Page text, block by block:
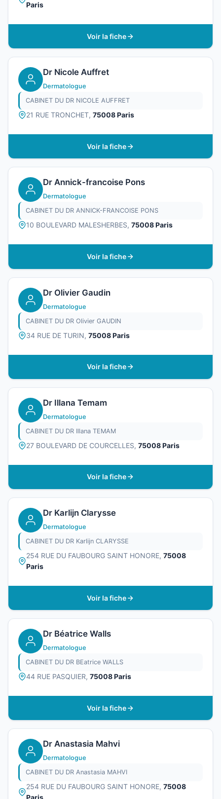
Paris
Voir la fiche
Dr Nicole Auffret
Dermatologue
CABINET DU DR NICOLE AUFFRET
21 RUE TRONCHET, 75008 Paris
Voir la fiche
Dr Annick-francoise Pons
Dermatologue
CABINET DU DR ANNICK-FRANCOISE PONS
10 BOULEVARD MALESHERBES, 75008 Paris
Voir la fiche
Dr Olivier Gaudin
Dermatologue
CABINET DU DR Olivier GAUDIN
34 RUE DE TURIN, 75008 Paris
Voir la fiche
Dr Illana Temam
Dermatologue
CABINET DU DR Illana TEMAM
27 BOULEVARD DE COURCELLES, 75008 Paris
Voir la fiche
Dr Karlijn Clarysse
Dermatologue
CABINET DU DR Karlijn CLARYSSE
254 RUE DU FAUBOURG SAINT HONORE, 75008
Paris
Voir la fiche
Dr Béatrice Walls
Dermatologue
CABINET DU DR BEatrice WALLS
44 RUE PASQUIER, 75008 Paris
Voir la fiche
Dr Anastasia Mahvi
Dermatologue
CABINET DU DR Anastasia MAHVI
254 RUE DU FAUBOURG SAINT HONORE, 75008